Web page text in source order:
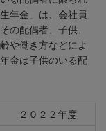
年金」は、会社員
の配偶者、子供、
や働き方などによ
金は子供のいる配
２０２２年度